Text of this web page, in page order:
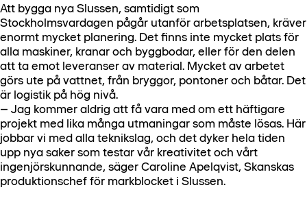
Att bygga nya Slussen, samtidigt som
Stockholmsvardagen pågår utanför arbetsplatsen, kräver
enormt mycket planering. Det finns inte mycket plats för
alla maskiner, kranar och byggbodar, eller för den delen
att ta emot leveranser av material. Mycket av arbetet
görs ute på vattnet, från bryggor, pontoner och båtar. Det
är logistik på hög nivå.
– Jag kommer aldrig att få vara med om ett häftigare
projekt med lika många utmaningar som måste lösas. Här
jobbar vi med alla teknikslag, och det dyker hela tiden
upp nya saker som testar vår kreativitet och vårt
ingenjörskunnande, säger Caroline Apelqvist, Skanskas
produktionschef för markblocket i Slussen.